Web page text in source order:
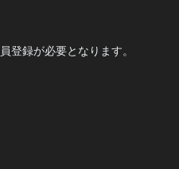
登録が必要となります。